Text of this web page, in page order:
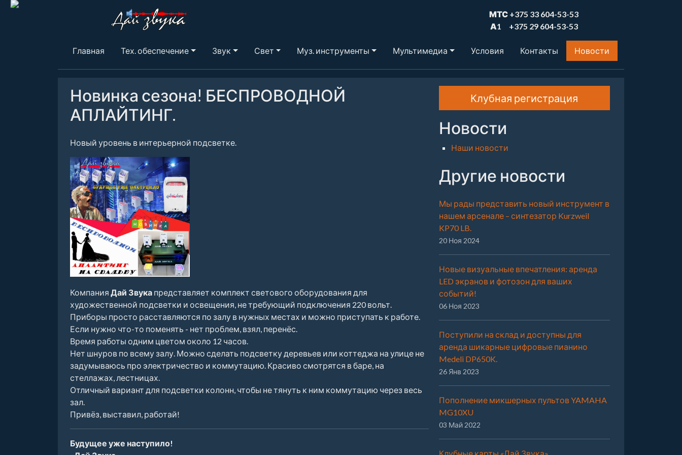
МТС +375 33 604-53-53
А1 +375 29 604-53-53
Главная Тех. обеспечение Звук Свет Муз. инструменты Мультимедиа Условия Контакты Новости
Новинка сезона! БЕСПРОВОДНОЙ
АПЛАЙТИНГ.
Новый уровень в интерьерной подсветке.
Компания Дай Звука представляет комплект светового оборудования для
художественной подсветки и освещения, не требующий подключения 220 вольт.
Приборы просто расставляются по залу в нужных местах и можно приступать к работе.
Если нужно что-то поменять - нет проблем, взял, перенёс.
Время работы одним цветом около 12 часов.
Нет шнуров по всему залу. Можно сделать подсветку деревьев или коттеджа на улице не
задумываюсь про электричество и коммутацию. Красиво смотрятся в баре, на
стеллажах, лестницах.
Отличный вариант для подсветки колонн, чтобы не тянуть к ним коммутацию через весь
зал.
Привёз, выставил, работай!
Будущее уже наступило!
Клубная регистрация
Новости
Наши новости
Другие новости
Мы рады представить новый инструмент в
нашем арсенале – синтезатор Kurzweil
KP70 LB.
20 Ноя 2024
Новые визуальные впечатления: аренда
LED экранов и фотозон для ваших
событий!
06 Ноя 2023
Поступили на склад и доступны для
аренда шикарные цифровые пианино
Medeli DP650K.
26 Янв 2023
Пополнение микшерных пультов YAMAHA
MG10XU
03 Май 2022